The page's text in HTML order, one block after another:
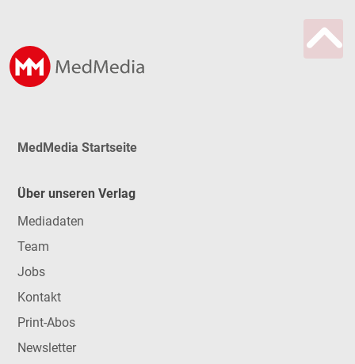
MedMedia Startseite
Über unseren Verlag
Mediadaten
Team
Jobs
Kontakt
Print-Abos
Newsletter